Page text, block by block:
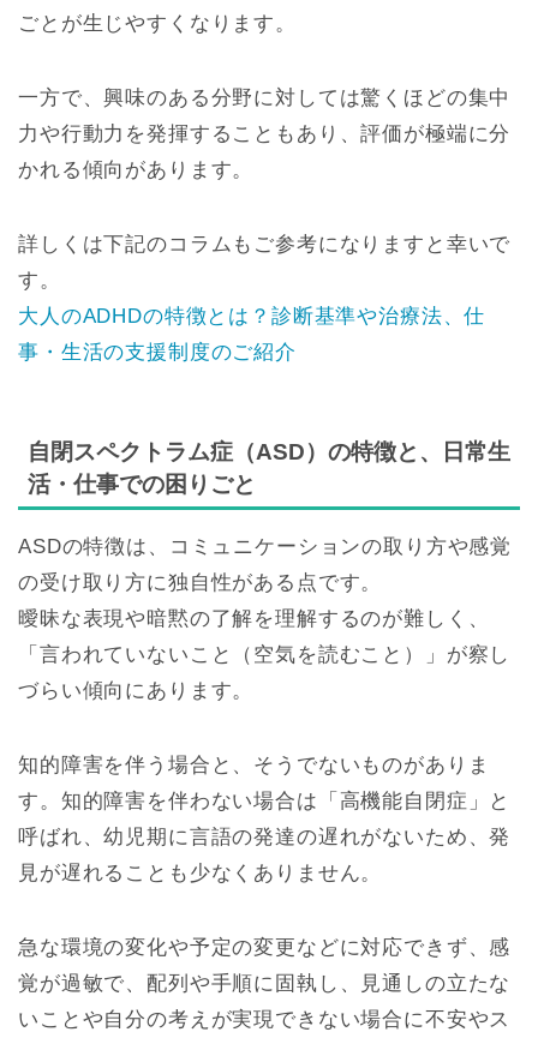
ごとが生じやすくなります。
一方で、興味のある分野に対しては驚くほどの集中
力や行動力を発揮することもあり、評価が極端に分
かれる傾向があります。
詳しくは下記のコラムもご参考になりますと幸いで
す。
大人のADHDの特徴とは？診断基準や治療法、仕
事・生活の支援制度のご紹介
自閉スペクトラム症（ASD）の特徴と、日常生
活・仕事での困りごと
ASDの特徴は、コミュニケーションの取り方や感覚
の受け取り方に独自性がある点です。
曖昧な表現や暗黙の了解を理解するのが難しく、
「言われていないこと（空気を読むこと）」が察し
づらい傾向にあります。
知的障害を伴う場合と、そうでないものがありま
す。知的障害を伴わない場合は「高機能自閉症」と
呼ばれ、幼児期に言語の発達の遅れがないため、発
見が遅れることも少なくありません。
急な環境の変化や予定の変更などに対応できず、感
覚が過敏で、配列や手順に固執し、見通しの立たな
いことや自分の考えが実現できない場合に不安やス